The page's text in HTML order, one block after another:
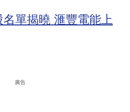
單揭曉 滙豐電能上
廣告